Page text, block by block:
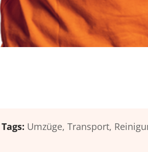
Tags: Umzüge, Transport,